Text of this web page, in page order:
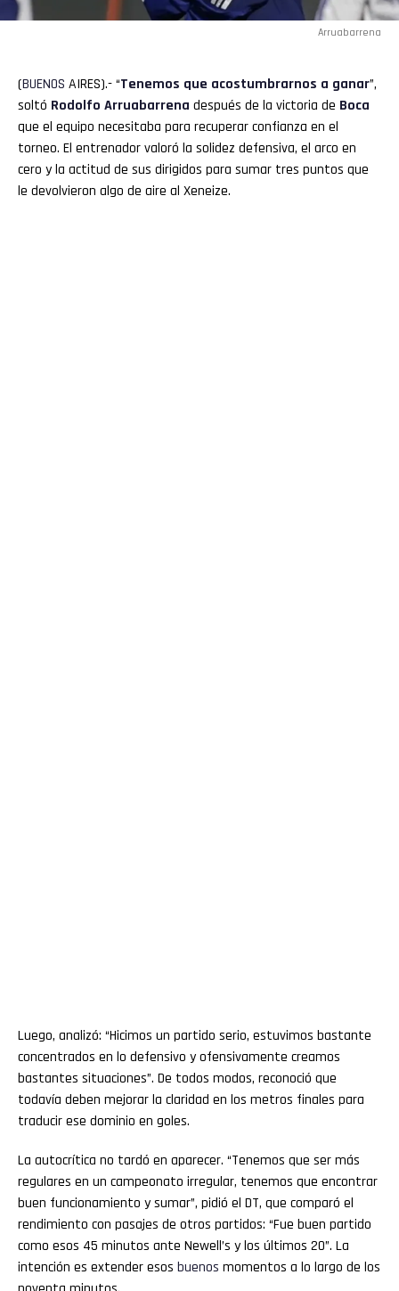
Arruabarrena
(BUENOS AIRES).- “Tenemos que acostumbrarnos a ganar”,
soltó Rodolfo Arruabarrena después de la victoria de Boca
que el equipo necesitaba para recuperar confianza en el
torneo. El entrenador valoró la solidez defensiva, el arco en
cero y la actitud de sus dirigidos para sumar tres puntos que
le devolvieron algo de aire al Xeneize.
Luego, analizó: “Hicimos un partido serio, estuvimos bastante
concentrados en lo defensivo y ofensivamente creamos
bastantes situaciones”. De todos modos, reconoció que
todavía deben mejorar la claridad en los metros finales para
traducir ese dominio en goles.
La autocrítica no tardó en aparecer. “Tenemos que ser más
regulares en un campeonato irregular, tenemos que encontrar
buen funcionamiento y sumar”, pidió el DT, que comparó el
rendimiento con pasajes de otros partidos: “Fue buen partido
como esos 45 minutos ante Newell’s y los últimos 20”. La
intención es extender esos buenos momentos a lo largo de los